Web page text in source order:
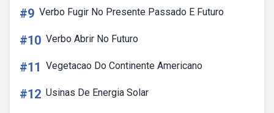
#9 Verbo Fugir No Presente Passado E Futuro
#10 Verbo Abrir No Futuro
#11 Vegetacao Do Continente Americano
#12 Usinas De Energia Solar